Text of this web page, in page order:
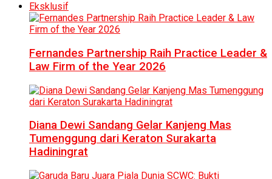
Eksklusif
Fernandes Partnership Raih Practice Leader &
Law Firm of the Year 2026
Diana Dewi Sandang Gelar Kanjeng Mas
Tumenggung dari Keraton Surakarta
Hadiningrat